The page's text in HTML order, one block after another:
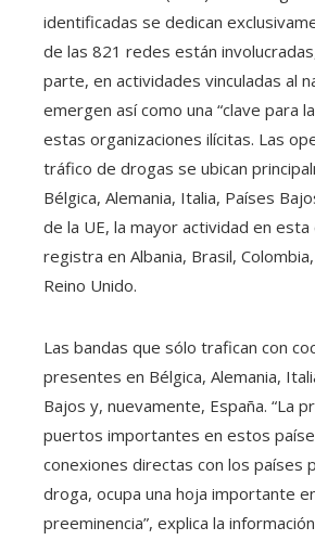
identificadas se dedican
de las 821 redes están
parte, en actividades vinculadas al
emergen así como una “clave para
estas organizaciones ilícitas. Las
tráfico de drogas se ubican
Bélgica, Alemania, Italia, Países
de la UE, la mayor actividad en
registra en Albania, Brasil,
Reino Unido.
Las bandas que sólo trafican con
presentes en Bélgica, Alemania,
Bajos y, nuevamente, España. “La
puertos importantes en estos
conexiones directas con los países
droga, ocupa una hoja importante
preeminencia”, explica la